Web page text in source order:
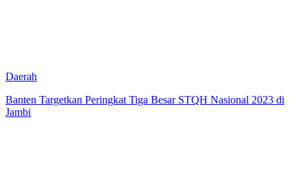
Daerah
Banten Targetkan Peringkat Tiga Besar STQH Nasional 2023 di
Jambi